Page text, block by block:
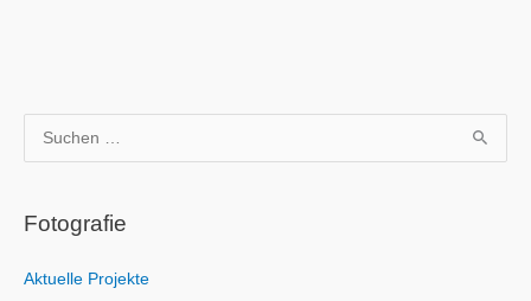
u
h
n
Fotografie
Aktuelle Projekte